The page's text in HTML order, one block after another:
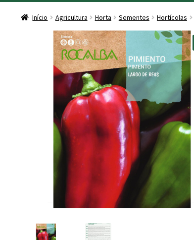
Início Agricultura Horta Sementes Hortícolas